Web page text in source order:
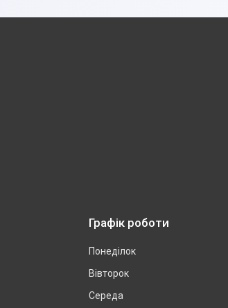
Графік роботи
Понеділок
Вівторок
Середа